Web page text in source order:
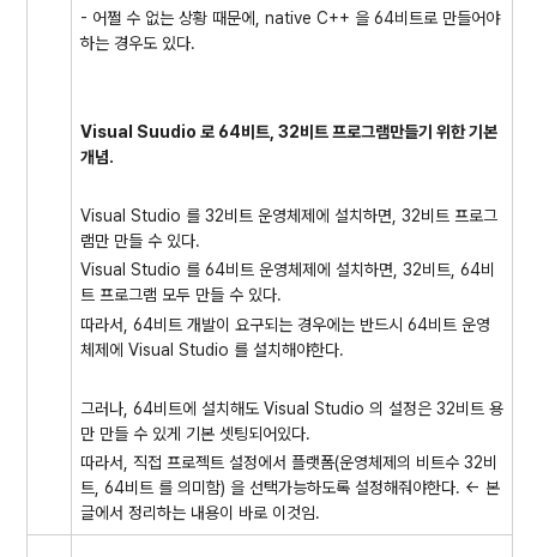
- 어쩔 수 없는 상황 때문에, native C++ 을 64비트로 만들어야
하는 경우도 있다.
Visual Suudio 로 64비트, 32비트 프로그램만들기 위한 기본
개념.
Visual Studio 를 32비트 운영체제에 설치하면, 32비트 프로그
램만 만들 수 있다.
Visual Studio 를 64비트 운영체제에 설치하면, 32비트, 64비
트 프로그램 모두 만들 수 있다.
따라서, 64비트 개발이 요구되는 경우에는 반드시 64비트 운영
체제에 Visual Studio 를 설치해야한다.
그러나, 64비트에 설치해도 Visual Studio 의 설정은 32비트 용
만 만들 수 있게 기본 셋팅되어있다.
따라서, 직접 프로젝트 설정에서 플랫폼(운영체제의 비트수 32비
트, 64비트 를 의미함) 을 선택가능하도록 설정해줘야한다. <- 본
글에서 정리하는 내용이 바로 이것임.